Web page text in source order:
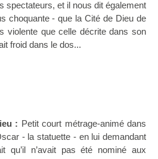
spectateurs, et il nous dit également
choquante - que la Cité de Dieu de
violente que celle décrite dans son
froid dans le dos...
: Petit court métrage-animé dans
- la statuette - en lui demandant
qu’il n’avait pas été nominé aux